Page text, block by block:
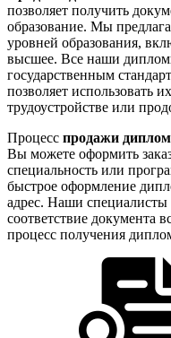
позволяет получить
образование. Мы
уровней образования,
высшее. Все наши
государственным
позволяет использовать
трудоустройстве или
Процесс продажи
Вы можете оформить
специальность или
быстрое оформление
адрес. Наши специалисты
соответствие документа
процесс получения